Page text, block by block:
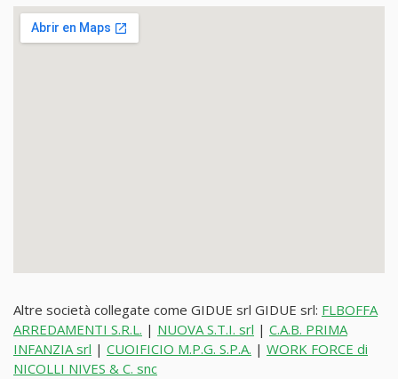
Altre società collegate come GIDUE srl GIDUE srl: FLBOFFA
ARREDAMENTI S.R.L. | NUOVA S.T.I. srl | C.A.B. PRIMA
INFANZIA srl | CUOIFICIO M.P.G. S.P.A. | WORK FORCE di
NICOLLI NIVES & C. snc